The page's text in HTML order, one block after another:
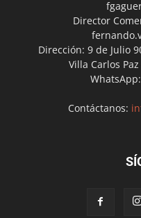
Director
Dirección: 9 de Julio
Villa Carlos
Contáctanos: